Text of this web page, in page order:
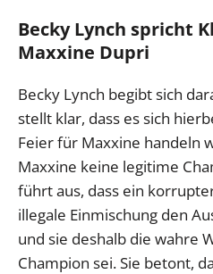
Becky Lynch spricht
Maxxine Dupri
Becky Lynch begibt sich
stellt klar, dass es sich
Feier für Maxxine handeln
Maxxine keine legitime
führt aus, dass ein
illegale Einmischung den
und sie deshalb die wahre
Champion sei. Sie betont,